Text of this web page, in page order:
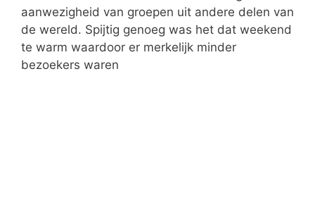
aanwezigheid van groepen uit andere delen van
de wereld. Spijtig genoeg was het dat weekend
te warm waardoor er merkelijk minder
bezoekers waren